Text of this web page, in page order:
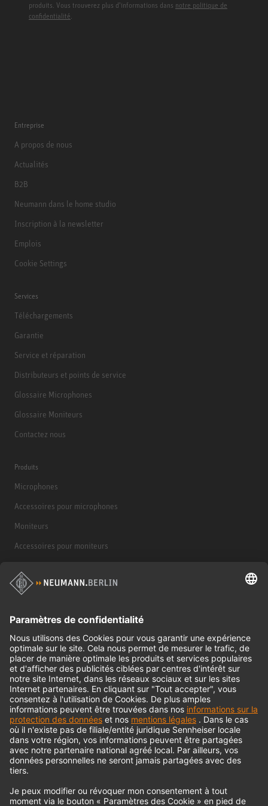
produits. Vous trouverez plus d’informations dans notre politique de
confidentialité.
Entreprise
A propos de nous
Actualités
B2B
Neumann dans le home studio
Inscription à la newsletter
Emplois
Cookie Settings
Services
Téléchargements
Garantie
Service et réparation
Distributeurs et points de service
Glossaire Microphones
Glossaire Moniteurs
Contactez nous
Produits
Microphones
Accessoires pour microphones
Moniteurs
Accessoires pour moniteurs
Produits historiques
© 2018 - 2026Georg Neumann GmbH
Impression
Politique de confidentialité